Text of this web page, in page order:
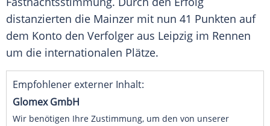
distanzierten die Mainzer mit nun 41 Punkten auf
dem Konto den Verfolger aus Leipzig im Rennen
um die internationalen Plätze.
Empfohlener externer Inhalt:
Glomex GmbH
Wir benötigen Ihre Zustimmung, um den von unserer